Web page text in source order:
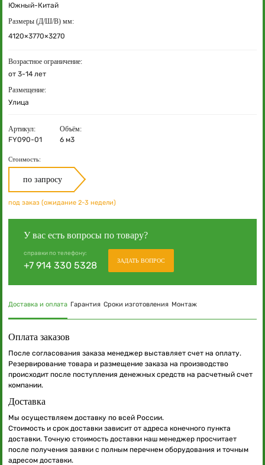
Южный-Китай
Размеры (Д/Ш/В) мм:
4120×3770×3270
Возрастное ограничение:
от 3-14 лет
Размещение:
Улица
Артикул:
FY090-01
Объём:
6 м3
Стоимость:
по запросу
под заказ (ожидание 2-3 недели)
У вас есть вопросы по товару?
справки по телефону:
+7 914 330 5328 ЗАДАТЬ ВОПРОС
Доставка и оплата Гарантия Сроки изготовления Монтаж
Оплата заказов
После согласования заказа менеджер выставляет счет на оплату.
Резервирование товара и размещение заказа на производство
происходит после поступления денежных средств на расчетный счет
компании.
Доставка
Мы осуществляем доставку по всей России.
Стоимость и срок доставки зависит от адреса конечного пункта
доставки. Точную стоимость доставки наш менеджер просчитает
после получения заявки с полным перечнем оборудования и точным
адресом доставки.